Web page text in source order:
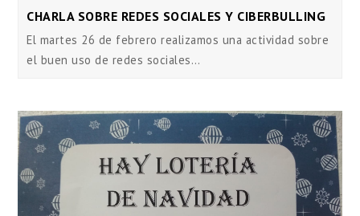
CHARLA SOBRE REDES SOCIALES Y CIBERBULLING
El martes 26 de febrero realizamos una actividad sobre
el buen uso de redes sociales…